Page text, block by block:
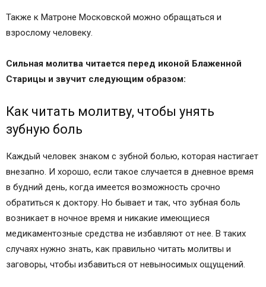
Также к Матроне Московской можно обращаться и
взрослому человеку.
Сильная молитва читается перед иконой Блаженной
Старицы и звучит следующим образом:
Как читать молитву, чтобы унять
зубную боль
Каждый человек знаком с зубной болью, которая настигает
внезапно. И хорошо, если такое случается в дневное время
в будний день, когда имеется возможность срочно
обратиться к доктору. Но бывает и так, что зубная боль
возникает в ночное время и никакие имеющиеся
медикаментозные средства не избавляют от нее. В таких
случаях нужно знать, как правильно читать молитвы и
заговоры, чтобы избавиться от невыносимых ощущений.